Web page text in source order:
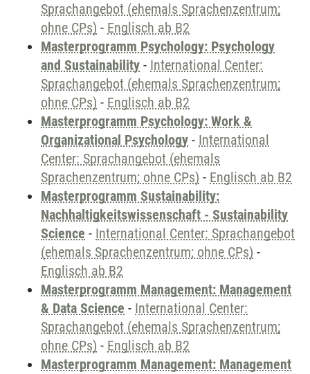
Sprachangebot (ehemals Sprachenzentrum;
ohne CPs) - Englisch ab B2
Masterprogramm Psychology: Psychology
and Sustainability - International Center:
Sprachangebot (ehemals Sprachenzentrum;
ohne CPs) - Englisch ab B2
Masterprogramm Psychology: Work &
Organizational Psychology - International
Center: Sprachangebot (ehemals
Sprachenzentrum; ohne CPs) - Englisch ab B2
Masterprogramm Sustainability:
Nachhaltigkeitswissenschaft - Sustainability
Science - International Center: Sprachangebot
(ehemals Sprachenzentrum; ohne CPs) -
Englisch ab B2
Masterprogramm Management: Management
& Data Science - International Center:
Sprachangebot (ehemals Sprachenzentrum;
ohne CPs) - Englisch ab B2
Masterprogramm Management: Management